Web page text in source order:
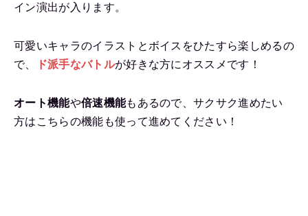
イン演出が入ります。
可愛いキャラのイラストとボイスをひたすら楽しめるの
で、
ド派手なバトルが好きな方にオススメです！
オート機能や倍速機能もあるので、サクサク進めたい
方はこちらの機能も使って進めてください！